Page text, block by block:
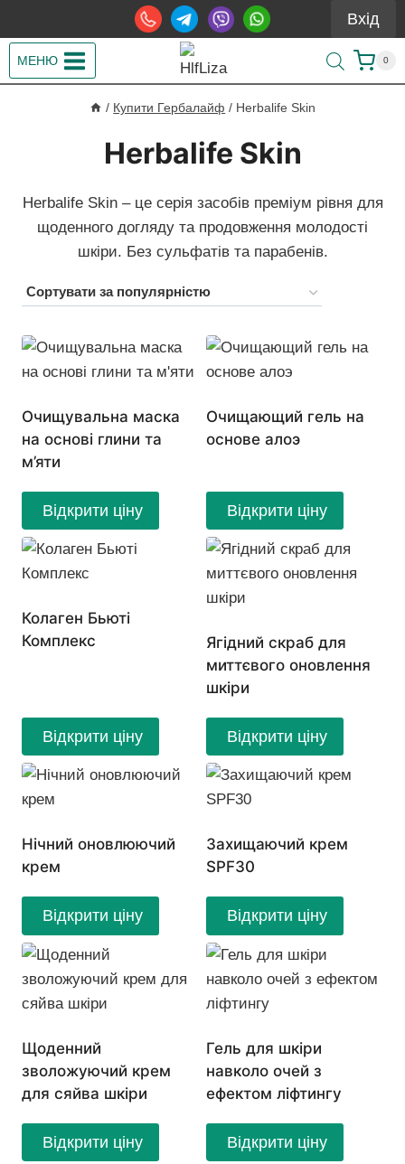
до
вмісту
Вхід
МЕНЮ 0
/ Купити Гербалайф / Herbalife Skin
Herbalife Skin
Herbalife Skin – це серія засобів преміум рівня для
щоденного догляду та продовження молодості
шкіри. Без сульфатів та парабенів.
Очищувальна маска
на основі глини та
м’яти
Відкрити ціну
Очищающий гель на
основе алоэ
Відкрити ціну
Колаген Бьюті
Комплекс
Відкрити ціну
Ягідний скраб для
миттєвого оновлення
шкіри
Відкрити ціну
Нічний оновлюючий
крем
Відкрити ціну
Захищаючий крем
SPF30
Відкрити ціну
Щоденний
зволожуючий крем
для сяйва шкіри
Відкрити ціну
Гель для шкіри
навколо очей з
ефектом ліфтингу
Відкрити ціну